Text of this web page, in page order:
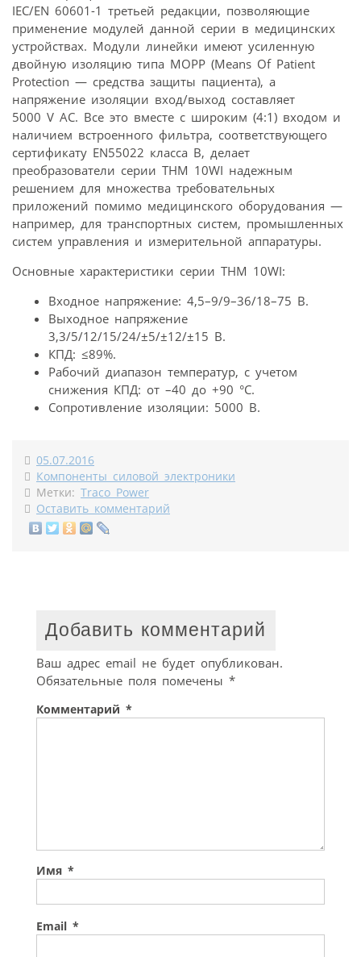
IEC/EN 60601-1 третьей редакции, позволяющие
применение модулей данной серии в медицинских
устройствах. Модули линейки имеют усиленную
двойную изоляцию типа MOPP (Means Of Patient
Protection — средства защиты пациента), а
напряжение изоляции вход/выход составляет
5000 V AC. Все это вместе с широким (4:1) входом и
наличием встроенного фильтра, соответствующего
сертификату EN55022 класса В, делает
преобразователи серии THM 10WI надежным
решением для множества требовательных
приложений помимо медицинского оборудования —
например, для транспортных систем, промышленных
систем управления и измерительной аппаратуры.
Основные характеристики серии THM 10WI:
Входное напряжение: 4,5–9/9–36/18–75 В.
Выходное напряжение
3,3/5/12/15/24/±5/±12/±15 В.
КПД: ≤89%.
Рабочий диапазон температур, с учетом
снижения КПД: от –40 до +90 °С.
Сопротивление изоляции: 5000 В.
05.07.2016
Компоненты силовой электроники
Метки: Traco Power
Оставить комментарий
Добавить комментарий
Ваш адрес email не будет опубликован.
Обязательные поля помечены *
Комментарий *
Имя *
Email *